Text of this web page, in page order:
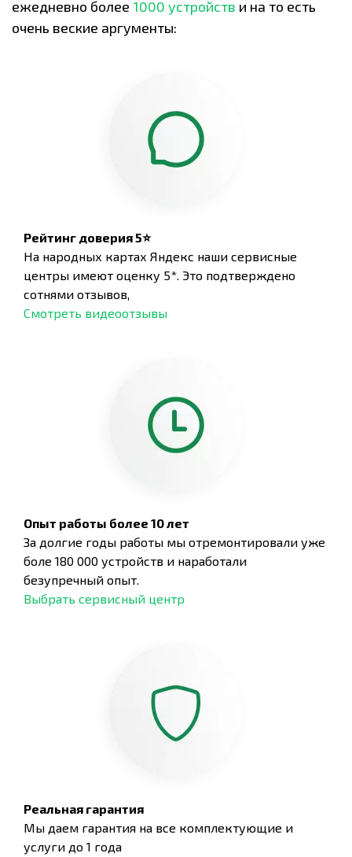
ежедневно более 1000 устройств и на то есть
очень веские аргументы:
Рейтинг доверия 5⭐
На народных картах Яндекс наши сервисные
центры имеют оценку 5*. Это подтверждено
сотнями отзывов,
Смотреть видеоотзывы
Опыт работы более 10 лет
За долгие годы работы мы отремонтировали уже
боле 180 000 устройств и наработали
безупречный опыт.
Выбрать сервисный центр
Реальная гарантия
Мы даем гарантия на все комплектующие и
услуги до 1 года